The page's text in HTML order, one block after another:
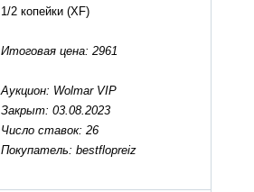
1/2 копейки (XF)
Итоговая цена: 2961
Аукцион: Wolmar VIP
Закрыт: 03.08.2023
Число ставок: 26
Покупатель: bestflopreiz